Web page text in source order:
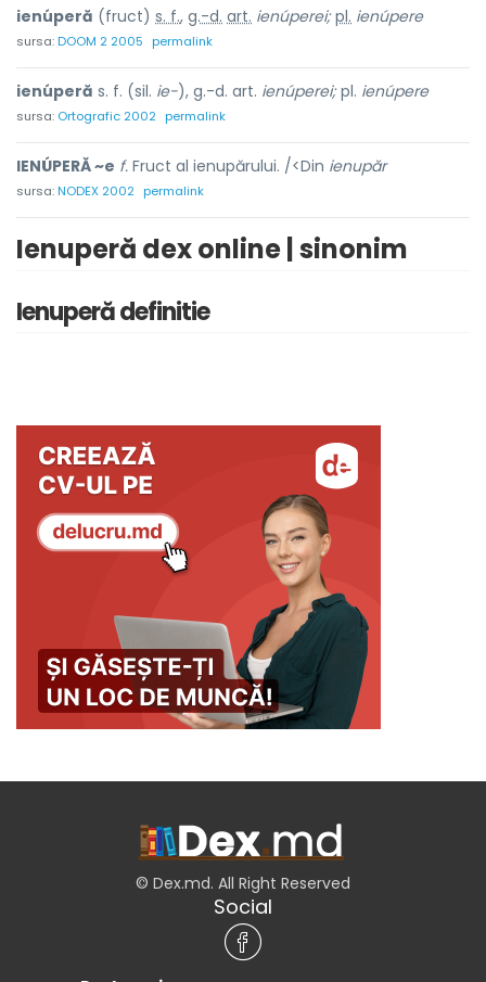
ienúperă (fruct) s. f., g.-d. art. ienúperei; pl. ienúpere
sursa:DOOM 2 2005 permalink
ienúperă s. f. (sil. ie-), g.-d. art. ienúperei;pl. ienúpere
sursa: Ortografic 2002 permalink
IENÚPERĂ ~e f. Fruct al ienupărului. /<Din ienupăr
sursa:NODEX 2002 permalink
Ienuperă dex online | sinonim
Ienuperă definitie
© Dex.md. All Right Reserved
Social